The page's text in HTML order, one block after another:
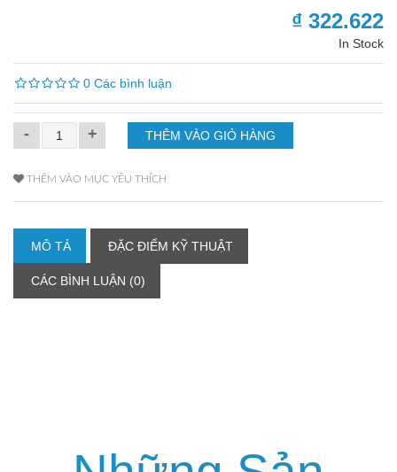
₫ 322.622
In Stock
0 Các bình luận
- +
THÊM VÀO MỤC YÊU THÍCH
MÔ TẢ ĐẶC ĐIỂM KỸ THUẬT
CÁC BÌNH LUẬN (0)